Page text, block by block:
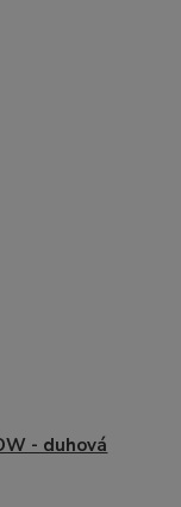
- duhová